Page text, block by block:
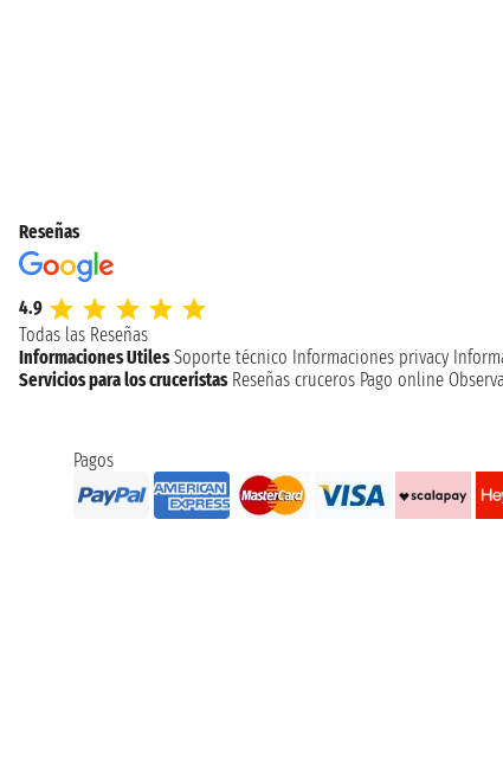
Reseñas
4.9
Todas las Reseñas
Informaciones Utiles Soporte técnico Informaciones privacy
Servicios para los cruceristas Reseñas cruceros Pago online
Pagos